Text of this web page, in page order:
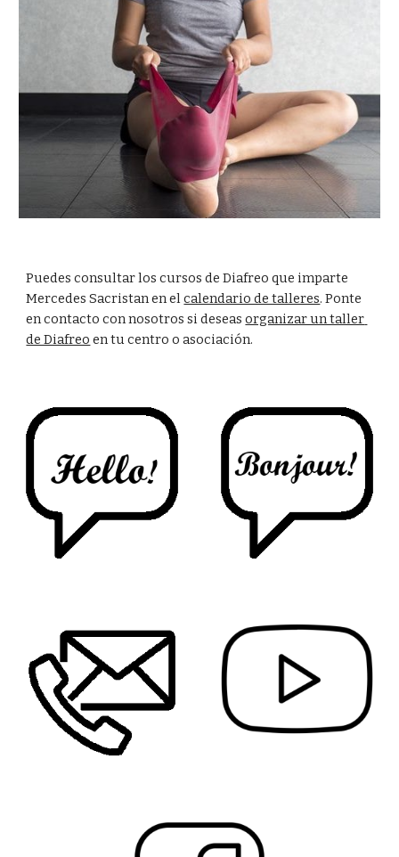
Puedes consultar los cursos de Diafreo que imparte
Mercedes Sacristan en el calendario de talleres. Ponte
en contacto con nosotros si deseas organizar un taller
de Diafreo en tu centro o asociación.